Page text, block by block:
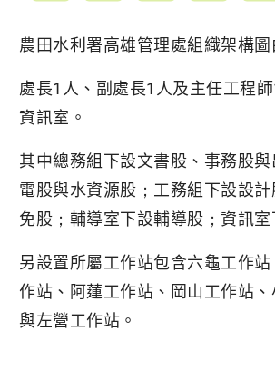
農田水利署高雄管理處組織架構圖
處長1人、副處長1人及主任工程
資訊室。
其中總務組下設文書股、事務股
電股與水資源股；工務組下設設
免股；輔導室下設輔導股；資訊室
另設置所屬工作站包含六龜工作
作站、阿蓮工作站、岡山工作站
與左營工作站。